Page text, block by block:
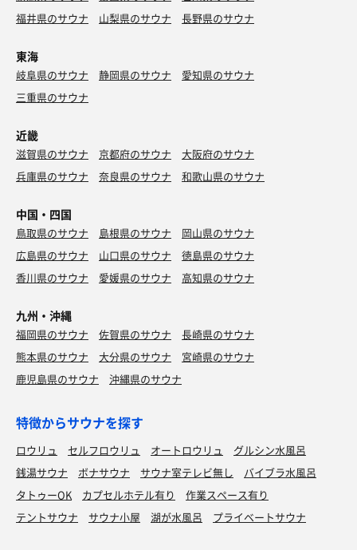
福井県のサウナ
山梨県のサウナ 長野県のサウナ
東海
岐阜県のサウナ 静岡県のサウナ
愛知県のサウナ
三重県のサウナ
近畿
滋賀県のサウナ 京都府のサウナ
大阪府のサウナ
兵庫県のサウナ
奈良県のサウナ 和歌山県のサウナ
中国・四国
鳥取県のサウナ 島根県のサウナ
岡山県のサウナ
広島県のサウナ
山口県のサウナ
徳島県のサウナ
香川県のサウナ
愛媛県のサウナ 高知県のサウナ
九州・沖縄
福岡県のサウナ 佐賀県のサウナ
長崎県のサウナ
熊本県のサウナ
大分県のサウナ
宮崎県のサウナ
鹿児島県のサウナ
沖縄県のサウナ
特徴からサウナを探す
ロウリュ セルフロウリュ オートロウリュ
グルシン水風呂
銭湯サウナ
ボナサウナ サウナ室テレビ無し
バイブラ水風呂
タトゥーOK
カプセルホテル有り
作業スペース有り
テントサウナ
サウナ小屋 湖が水風呂 プライベートサウナ